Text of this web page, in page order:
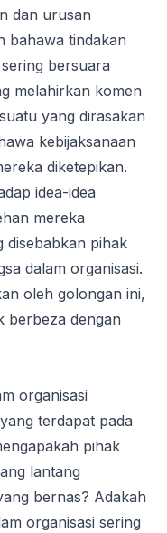
dan urusan
bahawa tindakan
bersuara
melahirkan komen
yang dirasakan
kebijaksanaan
diketepikan.
idea-idea
mereka
disebabkan pihak
dalam organisasi.
oleh golongan ini,
berbeza dengan
organisasi
terdapat pada
pihak
lantang
bernas? Adakah
organisasi sering